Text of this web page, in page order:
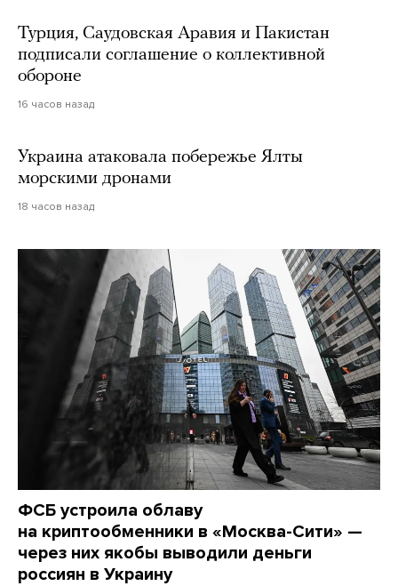
Турция, Саудовская Аравия и Пакистан
подписали соглашение о коллективной
обороне
16 часов назад
Украина атаковала побережье Ялты
морскими дронами
18 часов назад
ФСБ устроила облаву
на криптообменники в «Москва-Сити» —
через них якобы выводили деньги
россиян в Украину